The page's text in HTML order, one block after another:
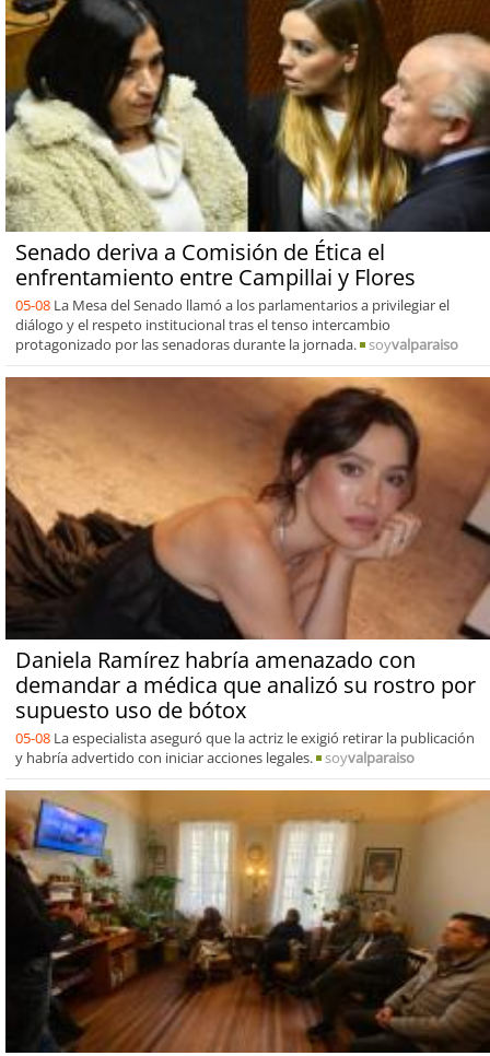
Senado deriva a Comisión de Ética el
enfrentamiento entre Campillai y Flores
05-08 La Mesa del Senado llamó a los parlamentarios a privilegiar el
diálogo y el respeto institucional tras el tenso intercambio
protagonizado por las senadoras durante la jornada.
soyvalparaiso
Daniela Ramírez habría amenazado con
demandar a médica que analizó su rostro por
supuesto uso de bótox
05-08 La especialista aseguró que la actriz le exigió retirar la publicación
y habría advertido con iniciar acciones legales.
soyvalparaiso